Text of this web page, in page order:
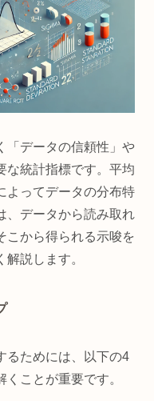
「データの信頼性」や
な統計指標です。平均
よってデータの分布特
、データから読み取れ
こから得られる示唆を
説します。
るためには、以下の4
ことが重要です。